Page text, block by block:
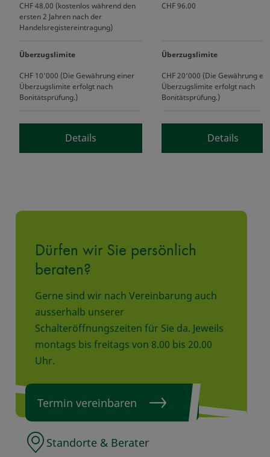
CHF 48.00 (kostenlos während den
ersten 2 Jahren nach der
Handelsregistereintragung)
CHF 96.00
Überzugslimite
CHF 10'000 (Die Gewährung einer
Überzugslimite erfolgt nach
Bonitätsprüfung.)
Überzugslimite
CHF 20‘000 (Die Gewährung
Überzugslimite erfolgt nach
Bonitätsprüfung.)
Details Details
Dürfen wir Sie persönlich
beraten?
Gerne sind wir nach Vereinbarung auch
ausserhalb unserer
Schalteröffnungszeiten für Sie da. Jeweils
montags bis freitags von 8.00 bis 20.00
Uhr.
Termin vereinbaren
Standorte & Berater